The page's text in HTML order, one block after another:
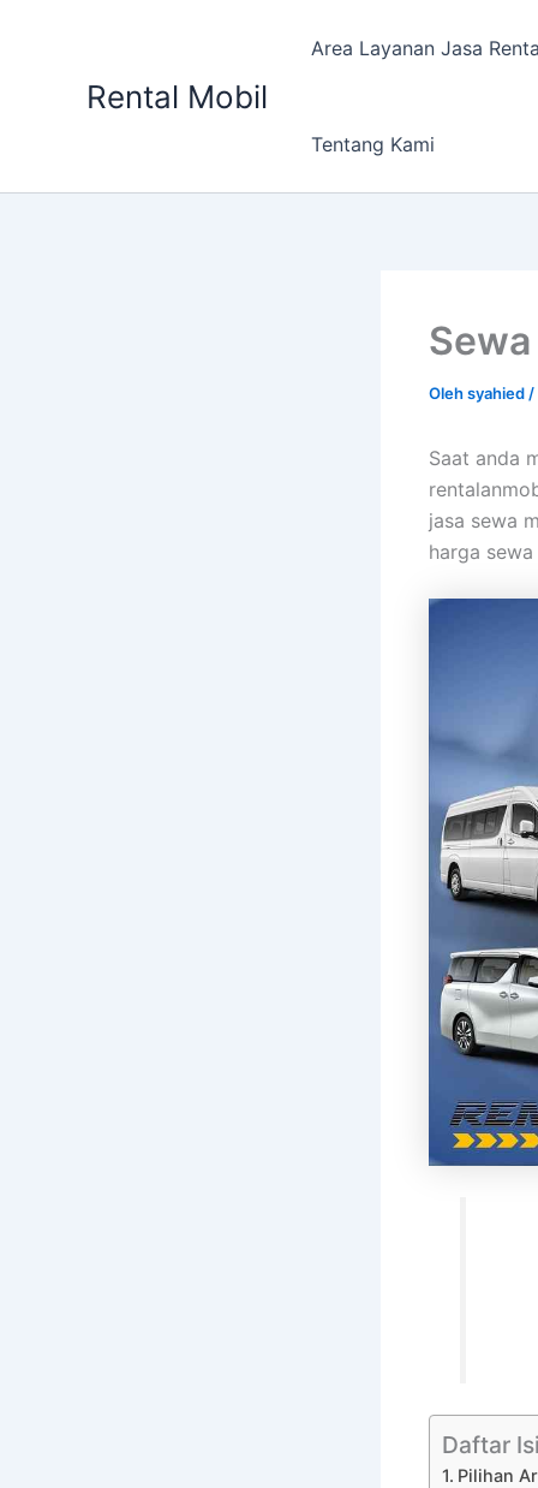
Rental Mobil
Area Layanan Jasa
Tentang Kami
Olehsyahied /
Saat anda
jasa sewa
harga
Daftar Isi
Pilihan